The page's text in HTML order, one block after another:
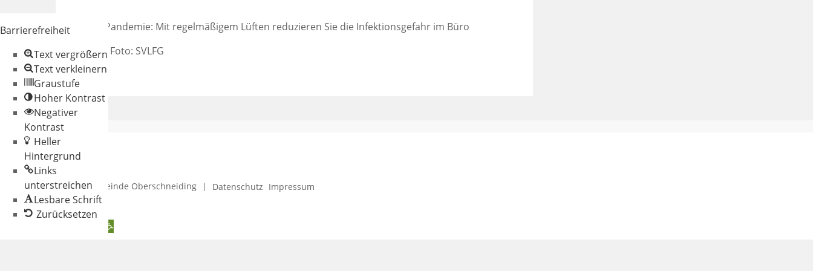
Corona-Pandemie: Mit regelmäßigem Lüften reduzieren Sie die Infektionsgefahr im Büro
Text und Foto: SVLFG
© 2026 Gemeinde Oberschneiding | Datenschutz Impressum
Barrierefreiheit
Text vergrößern
Text verkleinern
Graustufe
Hoher Kontrast
Negativer
Kontrast
Heller
Hintergrund
Links
unterstreichen
Lesbare Schrift
Zurücksetzen